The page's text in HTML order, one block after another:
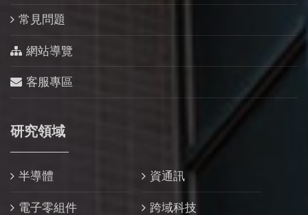
常見問題
網站導覽
客服專區
研究領域
半導體 資通訊
電子零組件 跨域科技